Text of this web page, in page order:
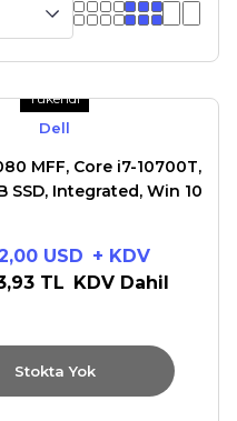
Tükendi
Dell
MFF, Core i7-10700T,
SSD, Integrated, Win 10
USD + KDV
TL KDV Dahil
Stokta Yok